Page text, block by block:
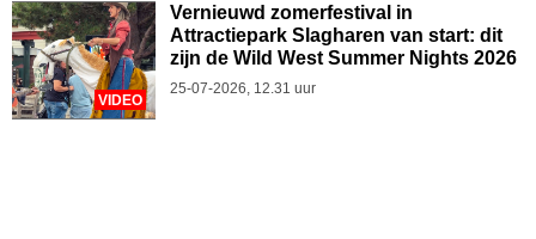
VIDEO
Vernieuwd zomerfestival in
Attractiepark Slagharen van start: dit
zijn de Wild West Summer Nights 2026
25-07-2026, 12.31 uur